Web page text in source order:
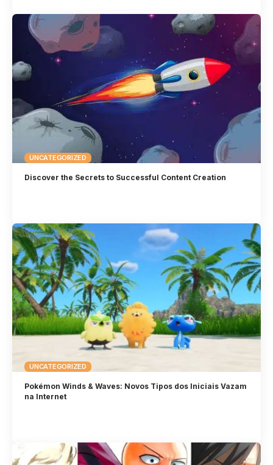
UNCATEGORIZED
Discover the Secrets to Successful Content Creation
UNCATEGORIZED
Pokémon Winds & Waves: Novos Tipos dos Iniciais Vazam
na Internet